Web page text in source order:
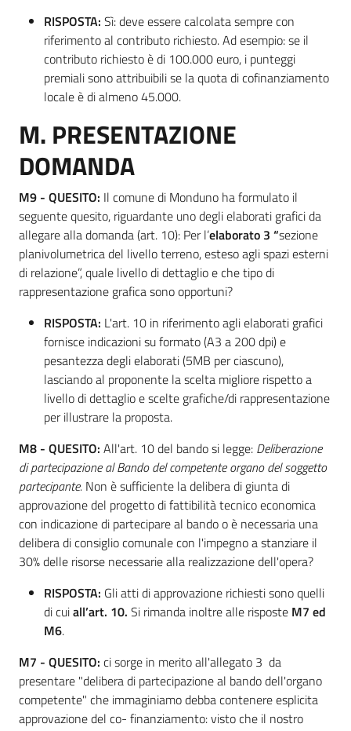
RISPOSTA: Sì: deve essere calcolata sempre con
riferimento al contributo richiesto. Ad esempio: se il
contributo richiesto è di 100.000 euro, i punteggi
premiali sono attribuibili se la quota di cofinanziamento
locale è di almeno 45.000.
M. PRESENTAZIONE
DOMANDA
M9 - QUESITO: Il comune di Monduno ha formulato il
seguente quesito, riguardante uno degli elaborati grafici da
allegare alla domanda (art. 10): Per l’elaborato 3 “sezione
planivolumetrica del livello terreno, esteso agli spazi esterni
di relazione”, quale livello di dettaglio e che tipo di
rappresentazione grafica sono opportuni?
RISPOSTA: L'art. 10 in riferimento agli elaborati grafici
fornisce indicazioni su formato (A3 a 200 dpi) e
pesantezza degli elaborati (5MB per ciascuno),
lasciando al proponente la scelta migliore rispetto a
livello di dettaglio e scelte grafiche/di rappresentazione
per illustrare la proposta.
M8 - QUESITO: All'art. 10 del bando si legge: Deliberazione
di partecipazione al Bando del competente organo del soggetto
partecipante. Non è sufficiente la delibera di giunta di
approvazione del progetto di fattibilità tecnico economica
con indicazione di partecipare al bando o è necessaria una
delibera di consiglio comunale con l'impegno a stanziare il
30% delle risorse necessarie alla realizzazione dell'opera?
RISPOSTA: Gli atti di approvazione richiesti sono quelli
di cuiall’art. 10. Si rimanda inoltre alle risposte M7 ed
M6.
M7 - QUESITO: ci sorge in merito all'allegato 3 da
presentare "delibera di partecipazione al bando dell'organo
competente" che immaginiamo debba contenere esplicita
approvazione del co- finanziamento: visto che il nostro